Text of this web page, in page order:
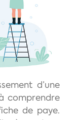
d’une
comprendre
de paye.